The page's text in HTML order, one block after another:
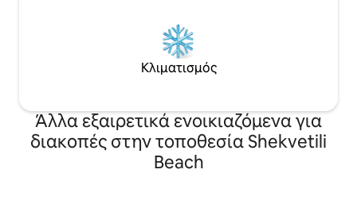
Κλιματισμός
Άλλα εξαιρετικά ενοικιαζόμενα για
διακοπές στην τοποθεσία Shekvetili
Beach